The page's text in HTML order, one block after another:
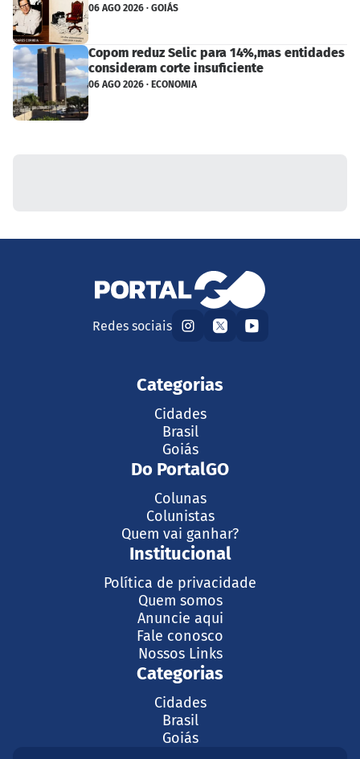
06 AGO 2026 · GOIÁS
Copom reduz Selic para 14%,mas entidades
consideram corte insuficiente
06 AGO 2026 · ECONOMIA
Redes sociais
Categorias
Cidades
Brasil
Goiás
Do PortalGO
Colunas
Colunistas
Quem vai ganhar?
Institucional
Política de privacidade
Quem somos
Anuncie aqui
Fale conosco
Nossos Links
Categorias
Cidades
Brasil
Goiás